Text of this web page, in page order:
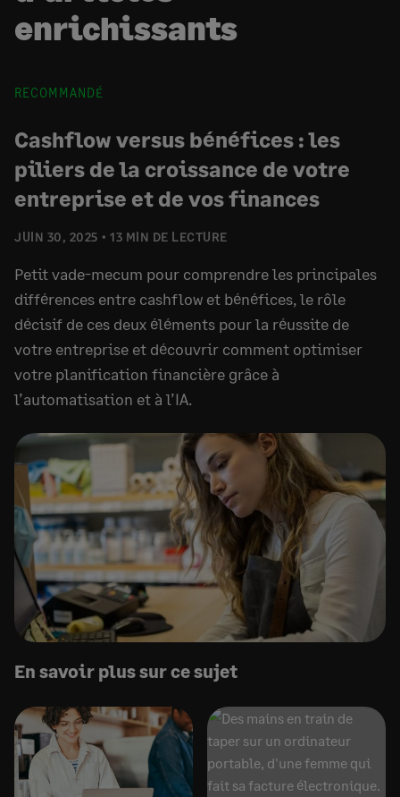
enrichissants
RECOMMANDÉ
JUIN 30, 2025 13 MIN DE LECTURE
Cashflow versus bénéfices : les
piliers de la croissance de votre
entreprise et de vos finances
Petit vade-mecum pour comprendre les principales
différences entre cashflow et bénéfices, le rôle
décisif de ces deux éléments pour la réussite de
votre entreprise et découvrir comment optimiser
votre planification financière grâce à
l’automatisation et à l’IA.
En savoir plus sur ce sujet